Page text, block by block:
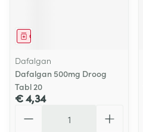
Geneesmiddel
Dafalgan
Dafalgan 500mg Droog
Tabl 20
€ 4,34